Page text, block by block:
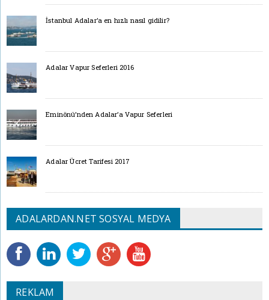
İstanbul Adalar’a en hızlı nasıl gidilir?
Adalar Vapur Seferleri 2016
Eminönü’nden Adalar’a Vapur Seferleri
Adalar Ücret Tarifesi 2017
ADALARDAN.NET SOSYAL MEDYA
REKLAM